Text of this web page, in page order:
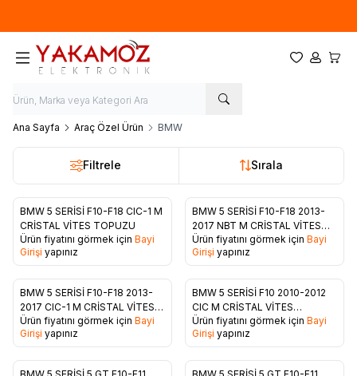
Favorilerim
Hesabım
Ana Sayfa Araç Özel Ürün BMW
Filtrele Sırala
Favorilere Ekle
BMW 5 SERİSİ F10-F18 CIC-1 M
CRİSTAL VİTES TOPUZU
Ürün fiyatını görmek için Bayi
Girişi yapınız
Favorilere Ekle
BMW 5 SERİSİ F10-F18 2013-
2017 NBT M CRİSTAL VİTES
TOPUZU
Ürün fiyatını görmek için Bayi
Girişi yapınız
Favorilere Ekle
BMW 5 SERİSİ F10-F18 2013-
2017 CIC-1 M CRİSTAL VİTES
TOPUZU
Ürün fiyatını görmek için Bayi
Girişi yapınız
Favorilere Ekle
BMW 5 SERİSİ F10 2010-2012
CIC M CRİSTAL VİTES
TOPUZU
Ürün fiyatını görmek için Bayi
Girişi yapınız